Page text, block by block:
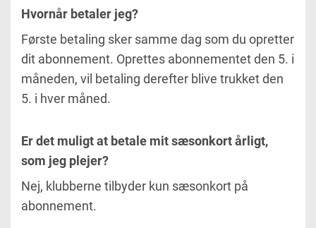
Hvornår betaler jeg?
Første betaling sker samme dag som du opretter
dit abonnement. Oprettes abonnementet den 5. i
måneden, vil betaling derefter blive trukket den
5. i hver måned.
Er det muligt at betale mit sæsonkort årligt,
som jeg plejer?
Nej, klubberne tilbyder kun sæsonkort på
abonnement.